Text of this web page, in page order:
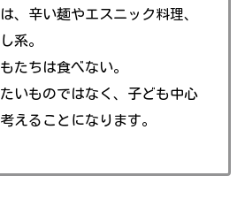
、辛い麺やエスニック料理、
系。
たちは食べない。
いものではなく、子ども中心
えることになります。